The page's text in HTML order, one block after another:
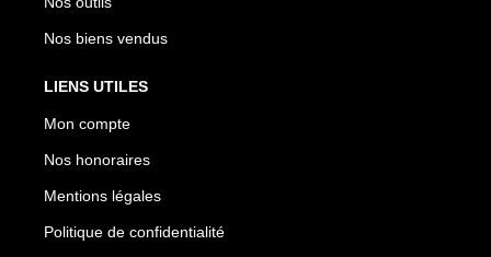
Nos biens vendus
LIENS UTILES
Mon compte
Nos honoraires
Mentions légales
Politique de confidentialité